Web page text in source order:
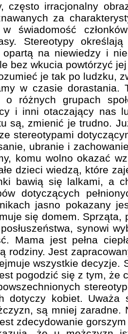
często irracjonalny
za
świadomość
Stereotypy
na niewiedzy i
bez wkucia powtórzyć
je tak po ludzku,
w czasie dorastania.
o różnych grupach
i inni otaczający nas
są, zmienić je trudno.
stereotypami
ubranie i
komu wolno okazać
dzieci wiedzą, które
bawią się lalkami, a
dotyczących
jasno pokazany
się domem. Sprząta,
synowi
Mama jest pełna
rodziny. Jest
wszystkie decyzje.
pogodzić się z tym, że
dotyczy kobiet.
są mniej zaradne.
zdecydowanie